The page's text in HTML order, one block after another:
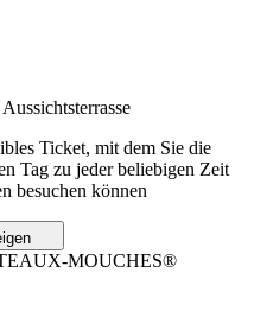
Ticket, mit dem Sie die
Tag zu jeder beliebigen Zeit
besuchen können
MOUCHES®